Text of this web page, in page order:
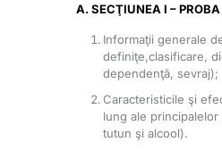
A. SECŢIUNEA I –
Informaţii generale
definiţe,clasificare,
dependenţă, sevraj);
Caracteristicile şi
lung ale
tutun şi alcool).